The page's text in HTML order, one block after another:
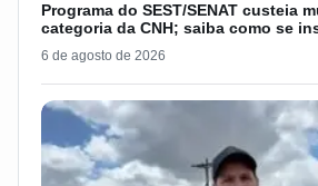
Programa do SEST/SENAT custeia
categoria da CNH; saiba como se
6 de agosto de 2026